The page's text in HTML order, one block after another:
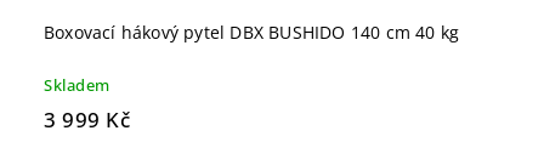
Boxovací hákový pytel DBX BUSHIDO 140 cm 40 kg
Skladem
3 999 Kč